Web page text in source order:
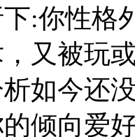
:你性格
又被玩
如今还
倾向爱